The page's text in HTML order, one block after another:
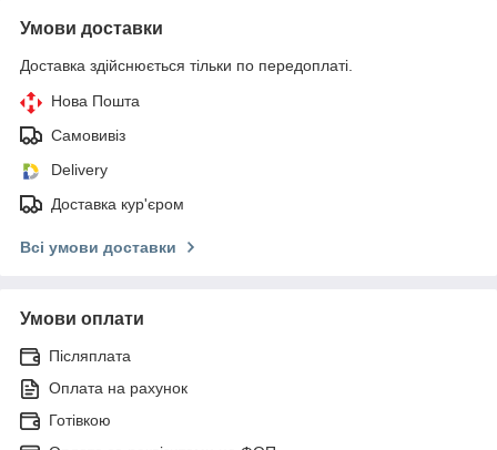
Умови доставки
Доставка здійснюється тільки по передоплаті.
Нова Пошта
Самовивіз
Delivery
Доставка кур'єром
Всі умови доставки
Умови оплати
Післяплата
Оплата на рахунок
Готівкою